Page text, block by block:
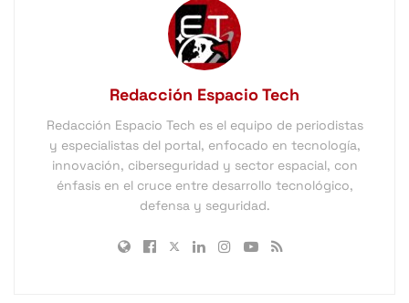
Redacción Espacio Tech
Redacción Espacio Tech es el equipo de periodistas
y especialistas del portal, enfocado en tecnología,
innovación, ciberseguridad y sector espacial, con
énfasis en el cruce entre desarrollo tecnológico,
defensa y seguridad.